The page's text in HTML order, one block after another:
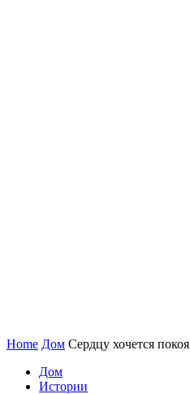
Home Дом Сердцу хочется покоя
Дом
Истории